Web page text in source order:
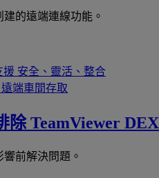
的遠端連線功能。
援 安全、靈活、整合
遠端車間存取
除 TeamViewer DEX
前解決問題。